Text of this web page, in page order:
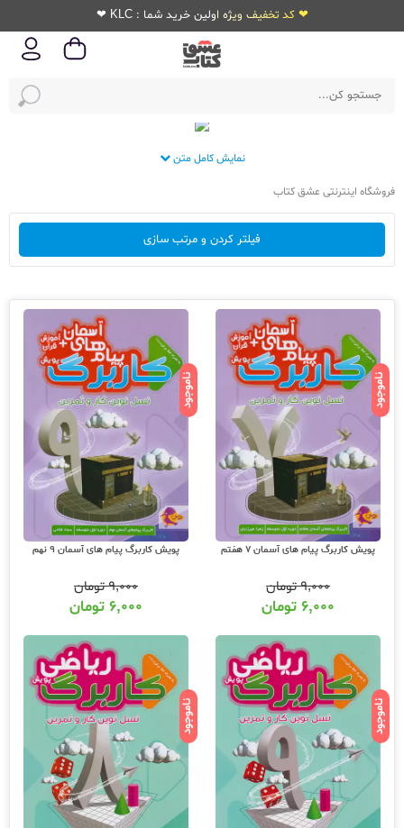
❤ کد تخفیف ویژه اولین خرید شما : KLC ❤
نمایش کامل متن
فروشگاه اینترنتی عشق کتاب
فیلتر کردن و مرتب سازی
ناموجود
پویش کاربرگ پیام های آسمان 7 هفتم
۹,۰۰۰تومان
۶,۰۰۰ تومان
ناموجود
پویش کاربرگ پیام های آسمان 9 نهم
۹,۰۰۰تومان
۶,۰۰۰ تومان
ناموجود ناموجود